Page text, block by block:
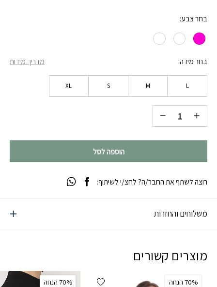
בחר צבע
בחר מידה מדריך מידות
L
M
S
XL
הוספה לסל
משלוחים והחזרות
רוצה לשתף את החבר/ה? לחצ/י לשיתוף:
מוצרים קשורים
Add wishlist ‫70% הנחה ‫70% הנחה